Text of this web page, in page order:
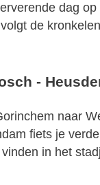
dag
de
-
naar
fiets je
in het